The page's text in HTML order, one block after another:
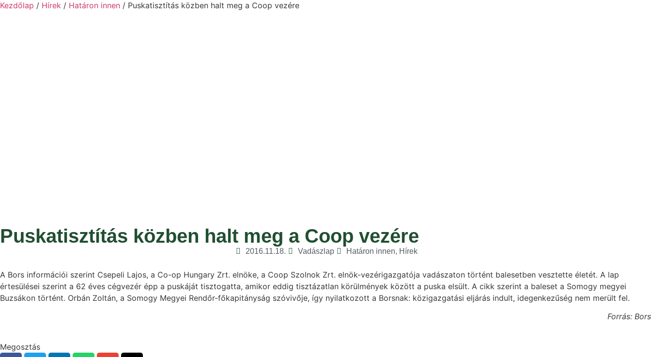
Kezdőlap / Hírek / Határon innen / Puskatisztítás közben halt meg a Coop vezére
Puskatisztítás közben halt meg a Coop vezére
2016.11.18. Vadászlap Határon innen, Hírek
A Bors információi szerint Csepeli Lajos, a Co-op Hungary Zrt. elnöke, a Coop Szolnok Zrt. elnök-vezérigazgatója vadászaton történt balesetben vesztette életét. A lap
értesülései szerint a 62 éves cégvezér épp a puskáját tisztogatta, amikor eddig tisztázatlan körülmények között a puska elsült. A cikk szerint a baleset a Somogy megyei
Buzsákon történt. Orbán Zoltán, a Somogy Megyei Rendőr-főkapitányság szóvivője, így nyilatkozott a Borsnak: közigazgatási eljárás indult, idegenkezűség nem merült fel.
Forrás: Bors
Megosztás